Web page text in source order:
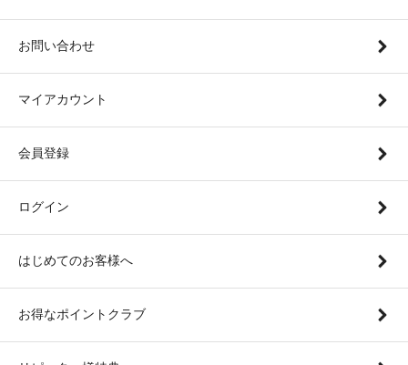
お問い合わせ
マイアカウント
会員登録
ログイン
はじめてのお客様へ
お得なポイントクラブ